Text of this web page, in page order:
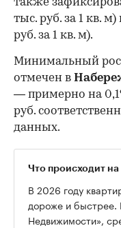
тыс. руб. за 1 кв. м)
руб. за 1 кв. м).
Минимальный
отмечен в
— примерно на
руб.
данных.
Что происходит
В 2026 году
дороже и
Недвижимости»,